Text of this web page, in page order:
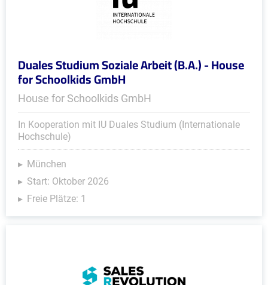
Duales Studium Soziale Arbeit (B.A.) - House
for Schoolkids GmbH
House for Schoolkids GmbH
In Kooperation mit IU Duales Studium (Internationale
Hochschule)
München
Start: Oktober 2026
Freie Plätze: 1